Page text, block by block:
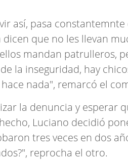
así, pasa
dicen que no les llevan
mandan patrulleros,
la inseguridad, hay
nada", remarcó el
la denuncia y esperar
Luciano decidió
tres veces en dos
reprocha el otro.